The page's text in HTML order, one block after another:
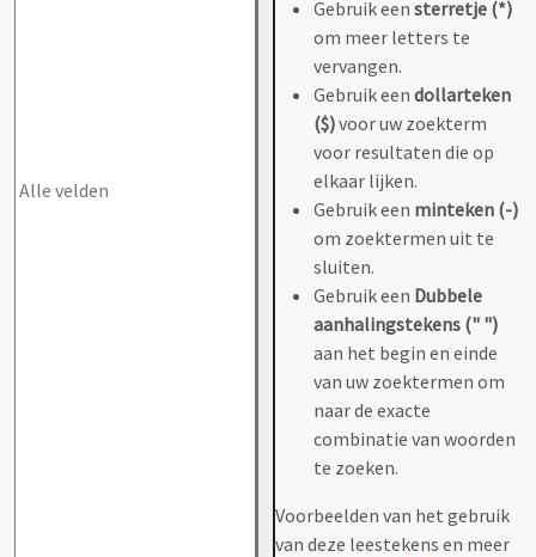
Gebruik een sterretje (*)
om meer letters te
vervangen.
Gebruik een dollarteken
($)voor uw zoekterm
voor resultaten die op
elkaar lijken.
Gebruik een minteken (-)
om zoektermen uit te
sluiten.
Gebruik een Dubbele
aanhalingstekens (" ")
aan het begin en einde
van uw zoektermen om
naar de exacte
combinatie van woorden
te zoeken.
Voorbeelden van het gebruik
van deze leestekens en meer